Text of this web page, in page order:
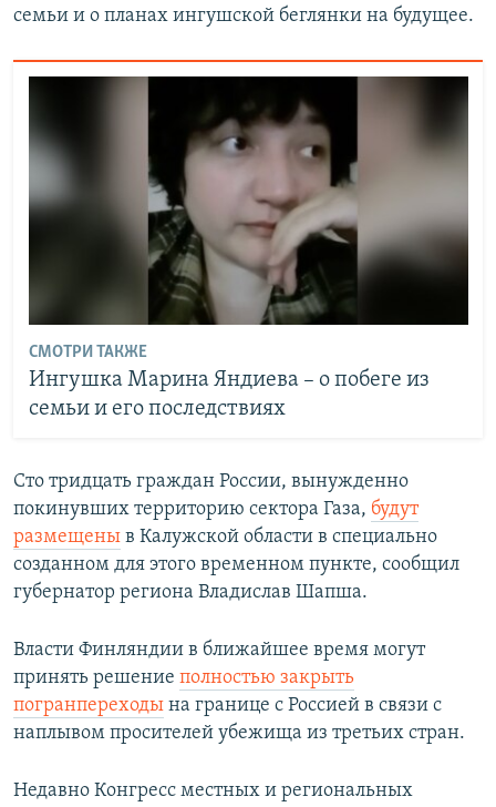
семьи и о планах ингушской беглянки на будущее.
СМОТРИ ТАКЖЕ
Ингушка Марина Яндиева – о побеге из
семьи и его последствиях
Сто тридцать граждан России, вынужденно
покинувших территорию сектора Газа, будут
размещены в Калужской области в специально
созданном для этого временном пункте, сообщил
губернатор региона Владислав Шапша.
Власти Финляндии в ближайшее время могут
принять решение полностью закрыть
погранпереходы на границе с Россией в связи с
наплывом просителей убежища из третьих стран.
Недавно Конгресс местных и региональных